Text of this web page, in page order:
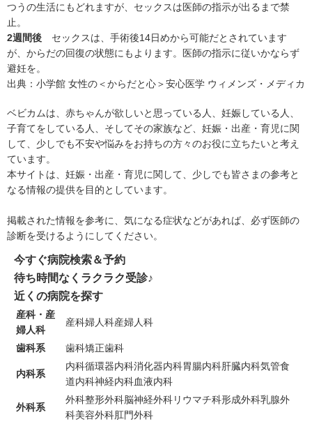
つうの生活にもどれますが、セックスは医師の指示が出るまで禁
止。
2週間後 セックスは、手術後14日めから可能だとされています
が、からだの回復の状態にもよります。医師の指示に従いかならず
避妊を。
出典： 小学館 女性の＜からだと心＞安心医学 ウィメンズ・メディカ
ベビカムは、赤ちゃんが欲しいと思っている人、妊娠している人、
子育てをしている人、そしてその家族など、妊娠・出産・育児に関
して、少しでも不安や悩みをお持ちの方々のお役に立ちたいと考え
ています。
本サイトは、妊娠・出産・育児に関して、少しでも皆さまの参考と
なる情報の提供を目的としています。
掲載された情報を参考に、気になる症状などがあれば、必ず医師の
診断を受けるようにしてください。
今すぐ病院検索＆予約
待ち時間なくラクラク受診♪
近くの病院を探す
産科・産
婦人科
産科婦人科産婦人科
歯科系 歯科矯正歯科
内科系
内科循環器内科消化器内科胃腸内科肝臓内科気管食
道内科神経内科血液内科
外科系
外科整形外科脳神経外科リウマチ科形成外科乳腺外
科美容外科肛門外科